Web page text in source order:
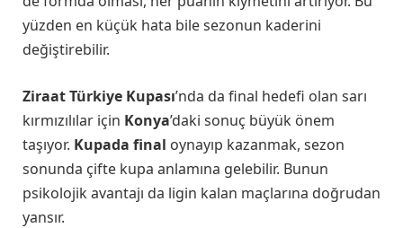
yüzden en küçük hata bile sezonun kaderini
değiştirebilir.
Ziraat Türkiye Kupası’nda da final hedefi olan sarı
kırmızılılar için Konya’daki sonuç büyük önem
taşıyor. Kupada final oynayıp kazanmak, sezon
sonunda çifte kupa anlamına gelebilir. Bunun
psikolojik avantajı da ligin kalan maçlarına doğrudan
yansır.